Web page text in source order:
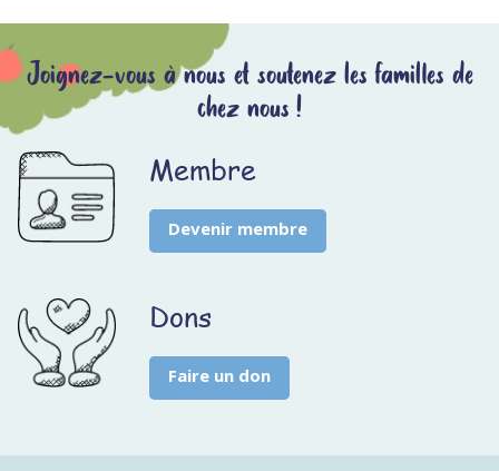
Joignez-vous à nous et soutenez les familles de
chez nous !
Membre
Devenir membre
Dons
Faire un don